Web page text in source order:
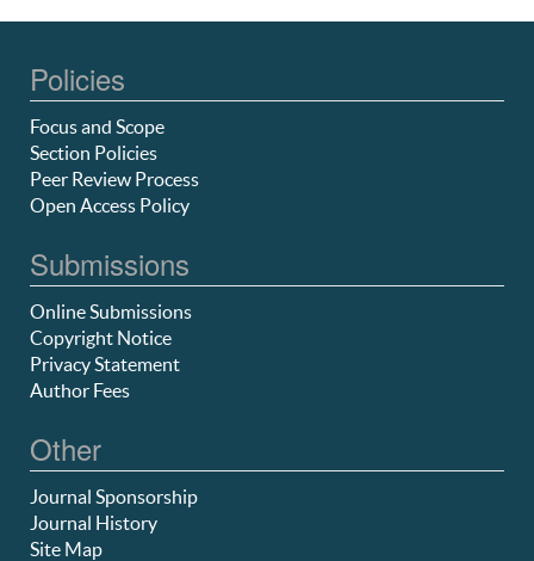
Policies
Focus and Scope
Section Policies
Peer Review Process
Open Access Policy
Submissions
Online Submissions
Copyright Notice
Privacy Statement
Author Fees
Other
Journal Sponsorship
Journal History
Site Map